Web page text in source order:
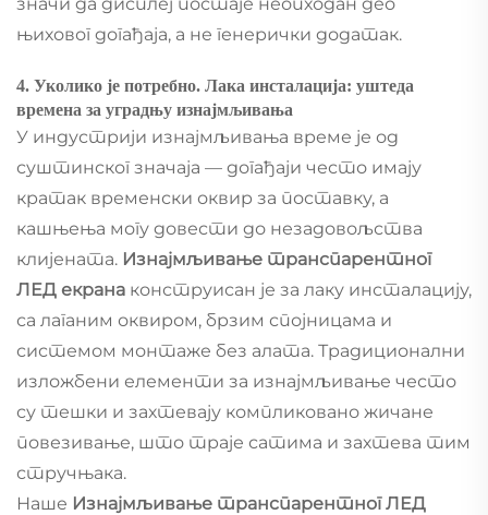
њиховог догађаја, а не генерички додатак.
4. Уколико је потребно. Лака инсталација: уштеда
времена за уградњу изнајмљивања
У индустрији изнајмљивања време је од
суштинског значаја — догађаји често имају
кратак временски оквир за поставку, а
кашњења могу довести до незадовољства
клијената. Изнајмљивање транспарентног
ЛЕД екрана конструисан је за лаку инсталацију,
са лаганим оквиром, брзим спојницама и
системом монтаже без алата. Традиционални
изложбени елементи за изнајмљивање често
су тешки и захтевају компликовано жичане
повезивање, што траје сатима и захтева тим
стручњака.
Наше Изнајмљивање транспарентног ЛЕД